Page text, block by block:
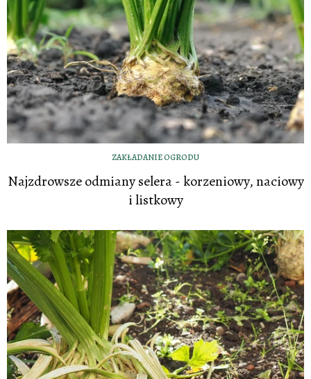
ZAKŁADANIE OGRODU
Najzdrowsze odmiany selera - korzeniowy, naciowy
i listkowy